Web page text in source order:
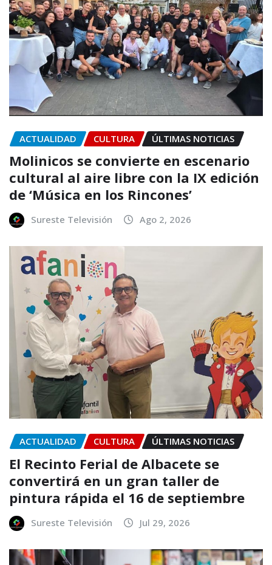
ACTUALIDAD CULTURA ÚLTIMAS NOTICIAS
Molinicos se convierte en escenario
cultural al aire libre con la IX edición
de ‘Música en los Rincones’
Sureste Televisión Ago 2, 2026
ACTUALIDAD CULTURA ÚLTIMAS NOTICIAS
El Recinto Ferial de Albacete se
convertirá en un gran taller de
pintura rápida el 16 de septiembre
Sureste Televisión Jul 29, 2026